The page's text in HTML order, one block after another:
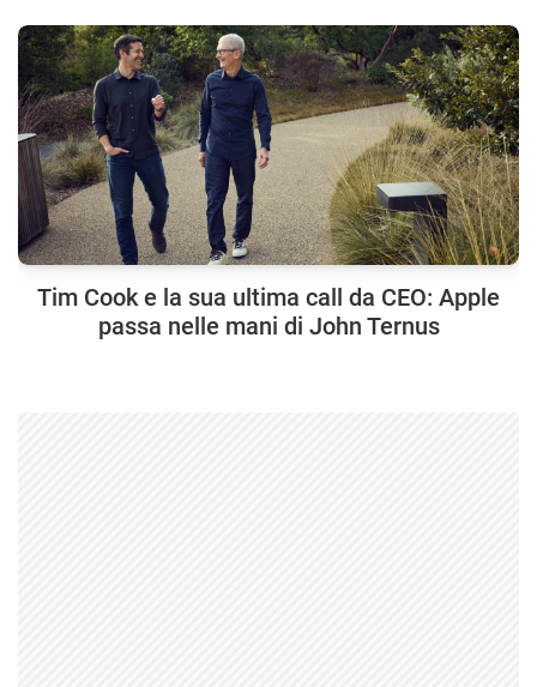
Tim Cook e la sua ultima call da CEO: Apple
passa nelle mani di John Ternus